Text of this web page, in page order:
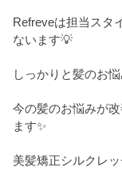
Refreveは担当スタ
ないます💡
しっかりと髪のお
今の髪のお悩みが
ます✨
美髪矯正シルクレ